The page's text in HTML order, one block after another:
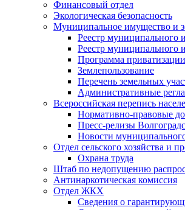
Финансовый отдел
Экологическая безопасность
Муниципальное имущество и
Реестр
Реестр муниципального
Программа
Землепользование
Перечень земельных
Административные
Всероссийская перепись
Нормативно-правовые
Пресс-релизы
Новости
Отдел сельского хозяйства и
Охрана труда
Штаб по недопущению
Антинаркотическая комиссия
Отдел ЖКХ
Сведения о